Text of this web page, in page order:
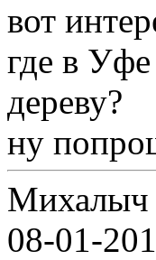
вот
где в
дереву?
ну
08-01-